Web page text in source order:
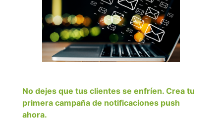
No dejes que tus clientes se enfríen. Crea tu
primera campaña de notificaciones push
ahora.